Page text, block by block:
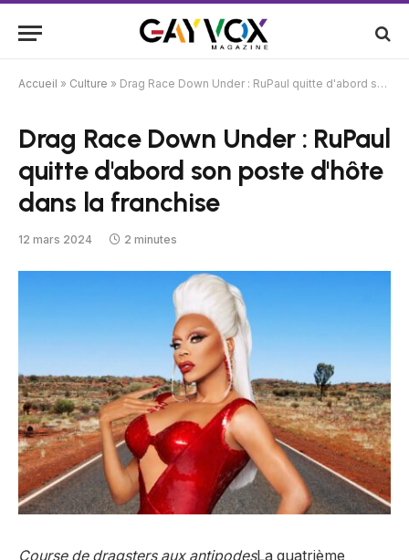
Accueil » Culture » Drag Race Down Under : RuPaul quitte d'abord son poste d'hôte dans la franchise
Drag Race Down Under : RuPaul
quitte d'abord son poste d'hôte
dans la franchise
12 mars 2024 2 minutes
Course de dragsters aux antipodesLa quatrième